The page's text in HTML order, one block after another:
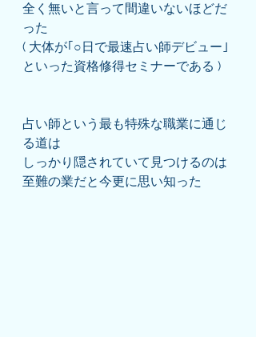
全く無いと言って間違いないほどだ
った
( 大体が｢○日で最速占い師デビュー｣
といった資格修得セミナーである )
占い師という最も特殊な職業に通じ
る道は
しっかり隠されていて見つけるのは
至難の業だと今更に思い知った